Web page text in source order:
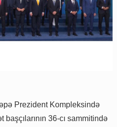
Prezident Kompleksində
36-cı sammitində